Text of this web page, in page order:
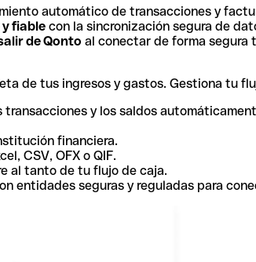
automático de transacciones y
fiable con la sincronización segura de
de Qonto al conectar de forma segura
de tus ingresos y gastos. Gestiona tu
y los saldos
financiera.
CSV, OFX o QIF.
al tanto de tu flujo de caja.
entidades seguras y reguladas para